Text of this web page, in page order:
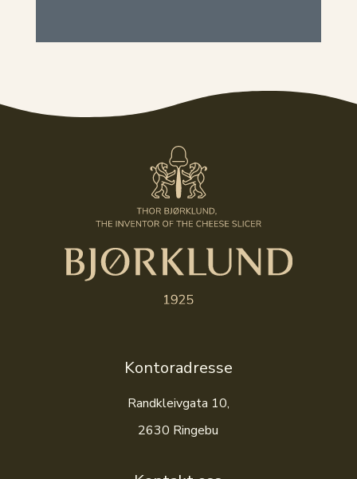
Kontoradresse
Randkleivgata 10,
2630 Ringebu